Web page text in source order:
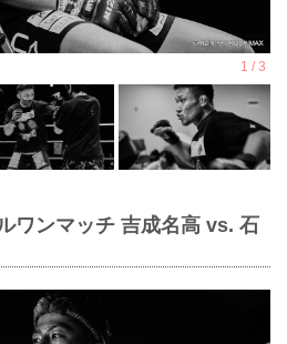
ワンマッチ 吉成名高 vs. 石